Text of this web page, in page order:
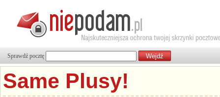
Sprawdź pocztę
Same Plusy!